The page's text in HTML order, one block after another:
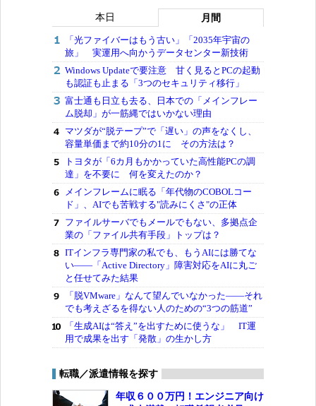
本日 月間
「光ファイバーはもう古い」「2035年宇宙の
旅」 実運用へ向かうデータセンター新技術
Windows Updateで要注意 甘く見るとPCの起動
も認証も止まる「3つのセキュリティ移行」
富士通も日立も去る、日本での「メインフレー
ム脱却」が一筋縄ではいかない理由
マツダが“脱テープ”で「遅い」の声をなくし、
容量単価まで約10分の1に その方法は？
トヨタが「6カ月もかかっていた高性能PCの調
達」を不要に 何を変えたのか？
メインフレームに眠る「年代物のCOBOLコー
ド」、AIでも苦戦する"読みにくさ"の正体
ファイルサーバでもメールでもない、多拠点企
業の「ファイル共有手段」トップは？
ITインフラ専門家の私でも、もうAIには勝てな
い――「Active Directory」障害対応をAIに丸ご
と任せてみた結果
「脱VMware」なんて望んでいなかった――それ
でも考えざるを得ない人のための“3つの筋道”
「生成AIは“答え”を出すために使うな」 IT運
用で成果を出す「発散」の生かし方
転職／派遣情報を探す
年収６００万円！エンジニア向け